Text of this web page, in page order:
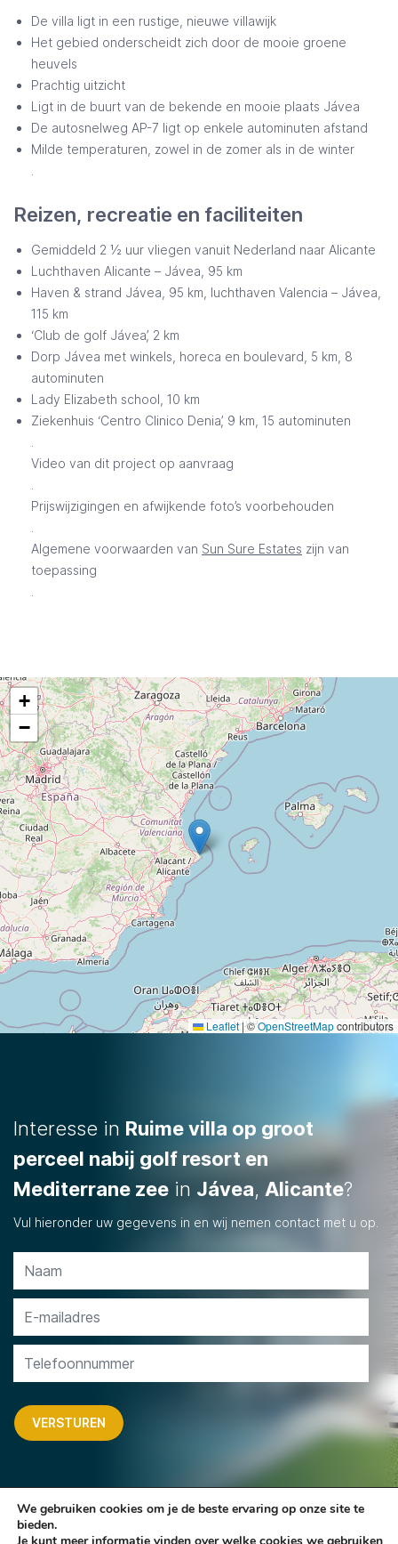
De villa ligt in een rustige, nieuwe villawijk
Het gebied onderscheidt zich door de mooie groene
heuvels
Prachtig uitzicht
Ligt in de buurt van de bekende en mooie plaats Jávea
De autosnelweg AP-7 ligt op enkele autominuten afstand
Milde temperaturen, zowel in de zomer als in de winter
Reizen, recreatie en faciliteiten
Gemiddeld 2 ½ uur vliegen vanuit Nederland naar Alicante
Luchthaven Alicante – Jávea, 95 km
Haven & strand Jávea, 95 km, luchthaven Valencia – Jávea,
115 km
‘Club de golf Jávea’, 2 km
Dorp Jávea met winkels, horeca en boulevard, 5 km, 8
autominuten
Lady Elizabeth school, 10 km
Ziekenhuis ‘Centro Clinico Denia’, 9 km, 15 autominuten
Video van dit project op aanvraag
Prijswijzigingen en afwijkende foto’s voorbehouden
Algemene voorwaarden van Sun Sure Estates zijn van
toepassing
+
−
Leaflet|©OpenStreetMapcontributors
Interesse in Ruime villa op groot
perceel nabij golf resort en
Mediterrane zee in Jávea, Alicante?
Vul hieronder uw gegevens in en wij nemen contact met u op.
We gebruiken cookies om je de beste ervaring op onze site te
bieden.